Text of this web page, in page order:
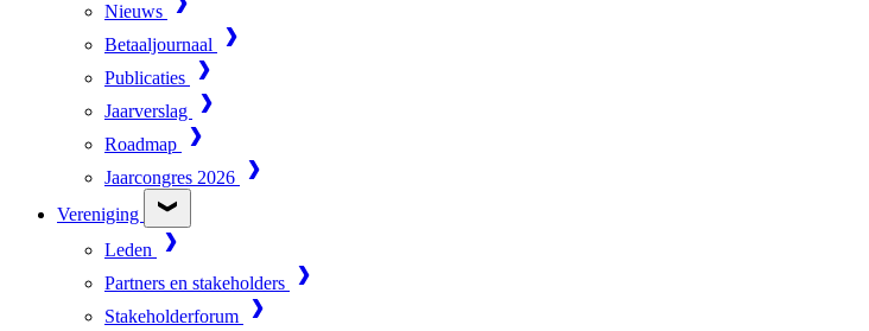
Nieuws
Betaaljournaal
Publicaties
Jaarverslag
Roadmap
Jaarcongres 2026
Vereniging
Leden
Partners en stakeholders
Stakeholderforum